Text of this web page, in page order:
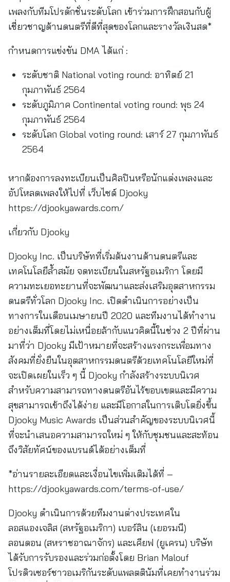
เพลงกับทีมโปรดักชั่นระดับโลก เข้าร่วมการฝึกสอนกับผู้
เชี่ยวชาญด้านดนตรีที่ดีที่สุดของโลกและรางวัลเงินสด*
กำหนดการแข่งขัน DMA ได้แก่ :
ระดับชาติ National voting round: อาทิตย์ 21
กุมภาพันธ์ 2564
ระดับภูมิภาค Continental voting round: พุธ 24
กุมภาพันธ์ 2564
ระดับโลก Global voting round: เสาร์ 27 กุมภาพันธ์
2564
หากต้องการลงทะเบียนเป็นศิลปินหรือนักแต่งเพลงและ
อัปโหลดเพลงให้ไปที่ เว็บไซต์ Djooky
https://djookyawards.com/
เกี่ยวกับ Djooky
Djooky Inc. เป็นบริษัทที่เริ่มต้นงานด้านดนตรีและ
เทคโนโลยีล้ำสมัย จดทะเบียนในสหรัฐอเมริกา โดยมี
ความทะเยอทะยานที่จะพัฒนาและส่งเสริมอุตสาหกรรม
ดนตรีทั่วโลก Djooky Inc. เปิดดำเนินการอย่างเป็น
ทางการในเดือนเมษายนปี 2020 และทีมงานได้ทำงาน
อย่างเต็มที่โดยไม่เหนื่อยล้ากับแนวคิดนี้ในช่วง 2 ปีที่ผ่าน
มาที่ว่า Djooky มีเป้าหมายที่จะสร้างแรงกระเพื่อมทาง
สังคมที่ยั่งยืนในอุตสาหกรรมดนตรีด้วยเทคโนโลยีใหม่ที่
จะเปิดเผยในเร็ว ๆ นี้ Djooky กำลังสร้างระบบนิเวศ
สำหรับความสามารถทางดนตรีอันไร้ขอบเขตและมีความ
สุขสามารถเข้าถึงได้ง่าย และมีโอกาสในการเติบโตยิ่งขึ้น
Djooky Music Awards เป็นส่วนสำคัญของระบบนิเวศนี้
ที่จะนำเสนอความสามารถใหม่ ๆ ให้กับชุมชนและสะท้อน
ถึงวิสัยทัศน์ของแบรนด์ได้อย่างเต็มที่
*อ่านรายละเอียดและเงื่อนไขเพิ่มเติมได้ที่ –
https://djookyawards.com/terms-of-use/
Djooky ดำเนินการด้วยทีมงานต่างประเทศใน
ลอสแองเจลิส (สหรัฐอเมริกา) เบอร์ลิน (เยอรมนี)
ลอนดอน (สหราชอาณาจักร) และเคียฟ (ยูเครน) บริษัท
ได้รับการรับรองและร่วมก่อตั้งโดย Brian Malouf
โปรดิวเซอร์ชาวอเมริกันระดับแพลตตินัมที่เคยทำงานร่วม